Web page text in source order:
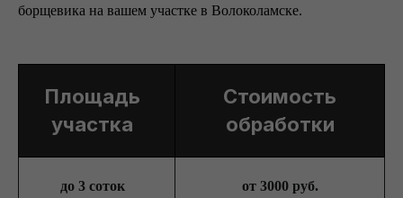
борщевика на вашем участке в Волоколамске.
Площадь
участка
Стоимость
обработки
до 3 соток от 3000 руб.